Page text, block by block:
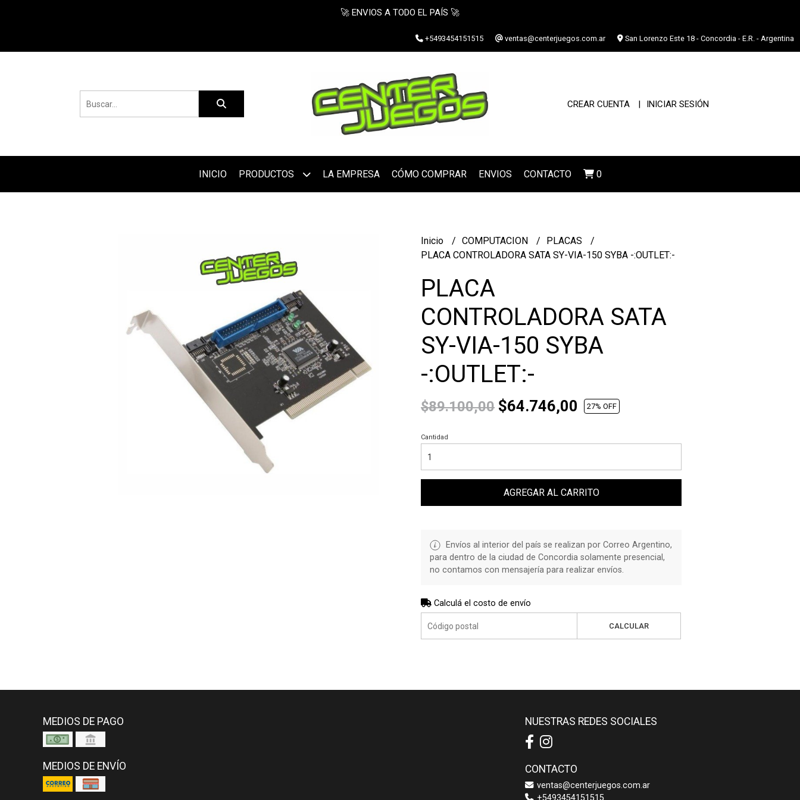
🚀 ENVIOS A TODO EL PAÍS 🚀
+5493454151515 ventas@centerjuegos.com.ar San Lorenzo Este 18 - Concordia - E.R. - Argentina
CREAR CUENTA INICIAR SESIÓN
INICIO PRODUCTOS LA EMPRESA CÓMO COMPRAR ENVIOS CONTACTO 0
Inicio COMPUTACION
PLACAS
PLACA CONTROLADORA SATA SY-VIA-150 SYBA -:OUTLET:-
PLACA
CONTROLADORA SATA
SY-VIA-150 SYBA
-:OUTLET:-
$89.100,00 $64.746,00 27% OFF
Cantidad
AGREGAR AL CARRITO
Envíos al interior del país se realizan por Correo Argentino,
para dentro de la ciudad de Concordia solamente presencial,
no contamos con mensajería para realizar envíos.
Calculá el costo de envío
CALCULAR
MEDIOS DE PAGO
MEDIOS DE ENVÍO
NUESTRAS REDES SOCIALES
CONTACTO
ventas@centerjuegos.com.ar
+5493454151515